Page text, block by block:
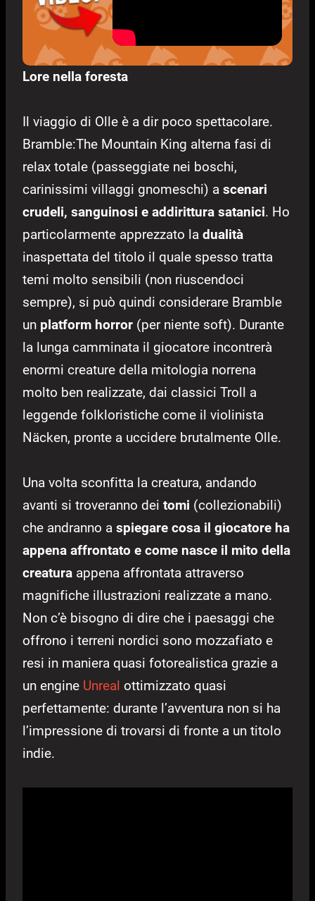
Lore nella foresta
Il viaggio di Olle è a dir poco spettacolare.
Bramble:The Mountain King alterna fasi di
relax totale (passeggiate nei boschi,
carinissimi villaggi gnomeschi) a scenari
crudeli, sanguinosi e addirittura satanici. Ho
particolarmente apprezzato la dualità
inaspettata del titolo il quale spesso tratta
temi molto sensibili (non riuscendoci
sempre), si può quindi considerare Bramble
un platform horror (per niente soft). Durante
la lunga camminata il giocatore incontrerà
enormi creature della mitologia norrena
molto ben realizzate, dai classici Troll a
leggende folkloristiche come il violinista
Näcken, pronte a uccidere brutalmente Olle.
Una volta sconfitta la creatura, andando
avanti si troveranno dei tomi (collezionabili)
che andranno a spiegare cosa il giocatore ha
appena affrontato e come nasce il mito della
creatura appena affrontata attraverso
magnifiche illustrazioni realizzate a mano.
Non c’è bisogno di dire che i paesaggi che
offrono i terreni nordici sono mozzafiato e
resi in maniera quasi fotorealistica grazie a
un engine Unreal ottimizzato quasi
perfettamente: durante l’avventura non si ha
l’impressione di trovarsi di fronte a un titolo
indie.